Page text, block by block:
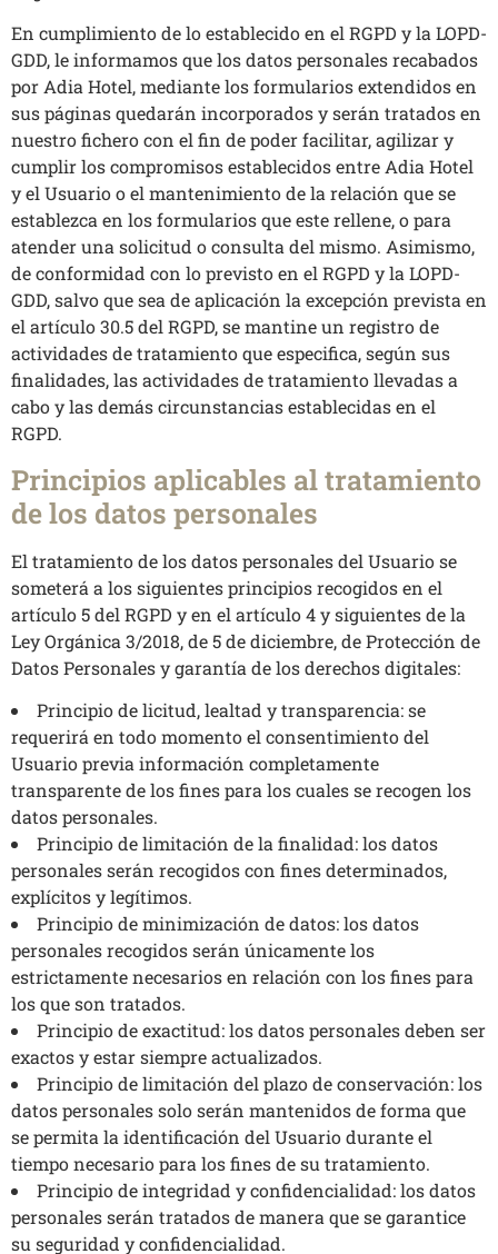
En cumplimiento de lo establecido en el RGPD y la LOPD-
GDD, le informamos que los datos personales recabados
por Adia Hotel, mediante los formularios extendidos en
sus páginas quedarán incorporados y serán tratados en
nuestro fichero con el fin de poder facilitar, agilizar y
cumplir los compromisos establecidos entre Adia Hotel
y el Usuario o el mantenimiento de la relación que se
establezca en los formularios que este rellene, o para
atender una solicitud o consulta del mismo. Asimismo,
de conformidad con lo previsto en el RGPD y la LOPD-
GDD, salvo que sea de aplicación la excepción prevista en
el artículo 30.5 del RGPD, se mantine un registro de
actividades de tratamiento que especifica, según sus
finalidades, las actividades de tratamiento llevadas a
cabo y las demás circunstancias establecidas en el
RGPD.
Principios aplicables al tratamiento
de los datos personales
El tratamiento de los datos personales del Usuario se
someterá a los siguientes principios recogidos en el
artículo 5 del RGPD y en el artículo 4 y siguientes de la
Ley Orgánica 3/2018, de 5 de diciembre, de Protección de
Datos Personales y garantía de los derechos digitales:
Principio de licitud, lealtad y transparencia: se
requerirá en todo momento el consentimiento del
Usuario previa información completamente
transparente de los fines para los cuales se recogen los
datos personales.
Principio de limitación de la finalidad: los datos
personales serán recogidos con fines determinados,
explícitos y legítimos.
Principio de minimización de datos: los datos
personales recogidos serán únicamente los
estrictamente necesarios en relación con los fines para
los que son tratados.
Principio de exactitud: los datos personales deben ser
exactos y estar siempre actualizados.
Principio de limitación del plazo de conservación: los
datos personales solo serán mantenidos de forma que
se permita la identificación del Usuario durante el
tiempo necesario para los fines de su tratamiento.
Principio de integridad y confidencialidad: los datos
personales serán tratados de manera que se garantice
su seguridad y confidencialidad.